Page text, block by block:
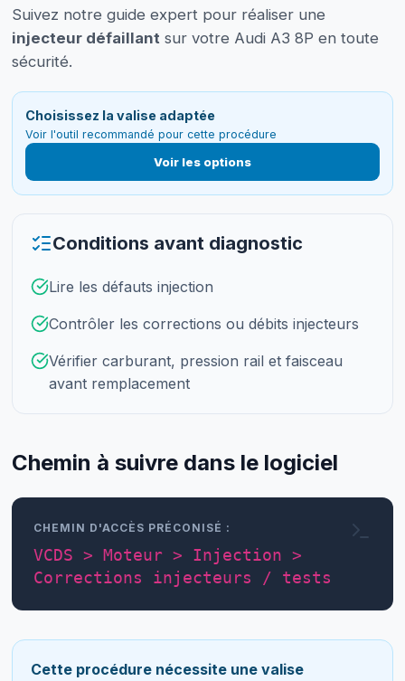
Suivez notre guide expert pour réaliser une
injecteur défaillantsur votre Audi A3 8P en toute
sécurité.
Choisissez la valise adaptée
Voir l'outil recommandé pour cette procédure
Voir les options
Conditions avant diagnostic
Lire les défauts injection
Contrôler les corrections ou débits injecteurs
Vérifier carburant, pression rail et faisceau
avant remplacement
Chemin à suivre dans le logiciel
CHEMIN D'ACCÈS PRÉCONISÉ :
VCDS > Moteur > Injection >
Corrections injecteurs / tests
Cette procédure nécessite une valise